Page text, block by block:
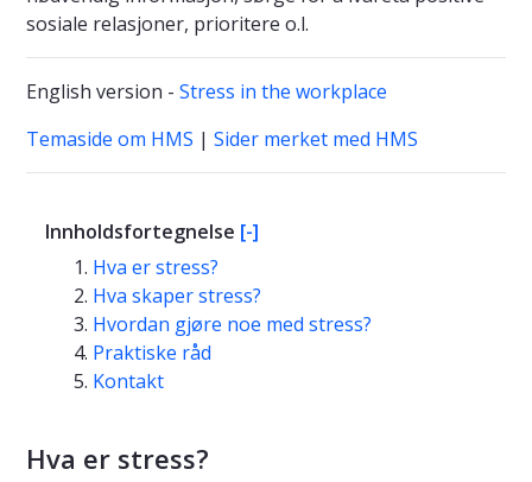
sosiale relasjoner, prioritere o.l.
English version - Stress in the workplace
Temaside om HMS | Sider merket med HMS
Innholdsfortegnelse [-]
Hva er stress?
Hva skaper stress?
Hvordan gjøre noe med stress?
Praktiske råd
Kontakt
Hva er stress?